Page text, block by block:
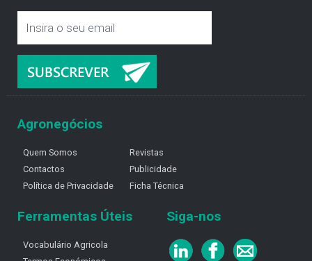
Agronegócios
Quem Somos
Contactos
Política de Privacidade
Revistas
Publicidade
Ficha Técnica
Ferramentas Úteis
Vocabulário Agricola
Siga-nos